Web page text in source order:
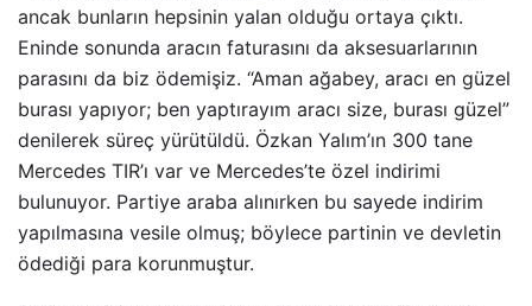
ancak bunların hepsinin yalan olduğu ortaya çıktı.
Eninde sonunda aracın faturasını da aksesuarlarının
parasını da biz ödemişiz. “Aman ağabey, aracı en güzel
burası yapıyor; ben yaptırayım aracı size, burası güzel”
denilerek süreç yürütüldü. Özkan Yalım’ın 300 tane
Mercedes TIR’ı var ve Mercedes’te özel indirimi
bulunuyor. Partiye araba alınırken bu sayede indirim
yapılmasına vesile olmuş; böylece partinin ve devletin
ödediği para korunmuştur.